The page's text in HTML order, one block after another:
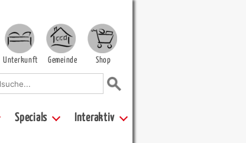
Unterkunft Gemeinde Shop
Specials Interaktiv